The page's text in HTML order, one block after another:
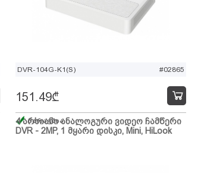
DVR-104G-K1(S) #02865
4 არხიანი ანალოგური ვიდეო ჩამწერი
DVR - 2MP, 1 მყარი დისკი, Mini, HiLook
151.49₾
მარაგშია